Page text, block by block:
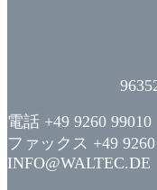
電話 +49 9260 99010
ファックス +49
INFO@WALTEC.DE